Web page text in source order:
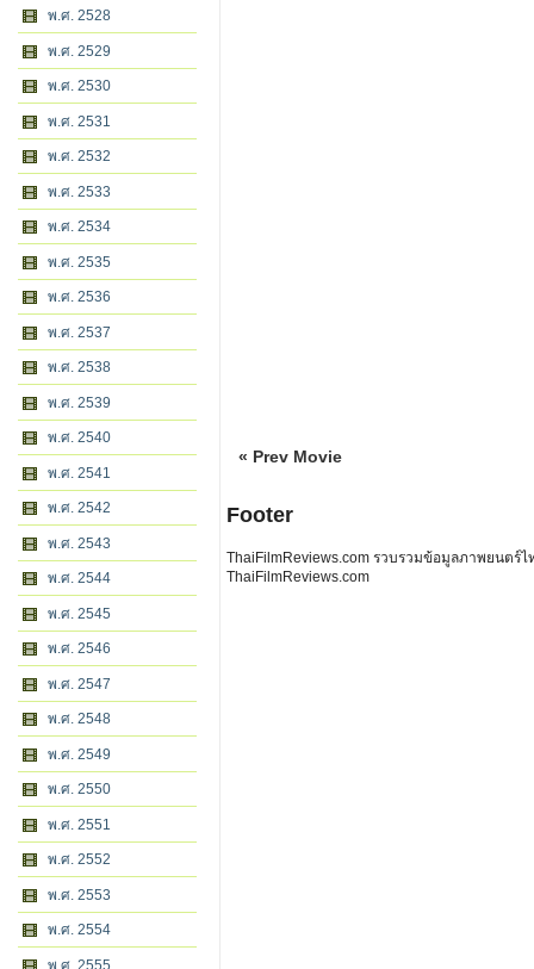
พ.ศ. 2528
พ.ศ. 2529
พ.ศ. 2530
พ.ศ. 2531
พ.ศ. 2532
พ.ศ. 2533
พ.ศ. 2534
พ.ศ. 2535
พ.ศ. 2536
พ.ศ. 2537
พ.ศ. 2538
พ.ศ. 2539
พ.ศ. 2540
พ.ศ. 2541
พ.ศ. 2542
พ.ศ. 2543
พ.ศ. 2544
พ.ศ. 2545
พ.ศ. 2546
พ.ศ. 2547
พ.ศ. 2548
พ.ศ. 2549
พ.ศ. 2550
พ.ศ. 2551
พ.ศ. 2552
พ.ศ. 2553
พ.ศ. 2554
พ.ศ. 2555
« Prev Movie
Footer
ThaiFilmReviews.com รวบรวมข้อมูลภาพยนตร์
ThaiFilmReviews.com